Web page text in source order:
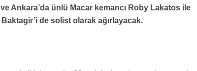
Ankara’da ünlü Macar kemancı Roby Lakatos ile
de solist olarak ağırlayacak.